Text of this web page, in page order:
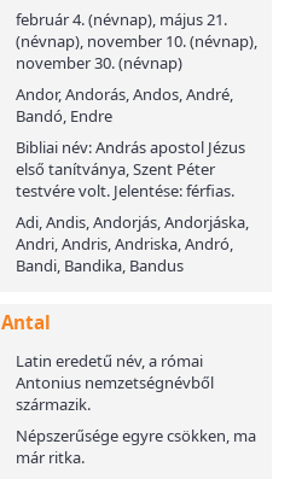
február 4. (névnap), május 21.
(névnap), november 10. (névnap),
november 30. (névnap)
Andor, Andorás, Andos, André,
Bandó, Endre
Bibliai név: András apostol Jézus
első tanítványa, Szent Péter
testvére volt. Jelentése: férfias.
Adi, Andis, Andorjás, Andorjáska,
Andri, Andris, Andriska, Andró,
Bandi, Bandika, Bandus
Antal
Latin eredetű név, a római
Antonius nemzetségnévből
származik.
Népszerűsége egyre csökken, ma
már ritka.